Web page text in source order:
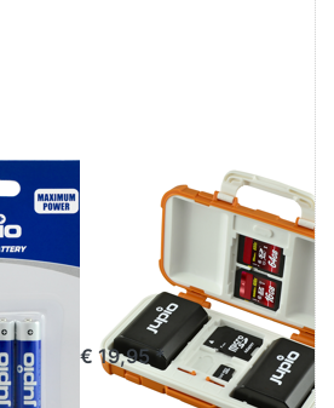
Jupio BatMem
Case for 2x
Camera Battery
+ 14 Memory
Cards
€ 19,95 *